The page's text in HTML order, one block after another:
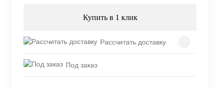
Купить в 1 клик
Рассчитать доставку
Под заказ